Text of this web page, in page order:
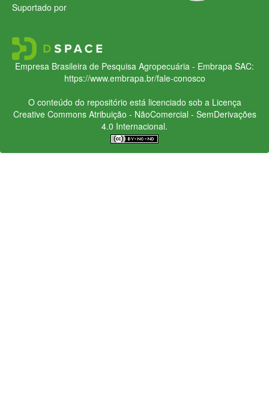
Suportado por
Empresa Brasileira de Pesquisa Agropecuária - Embrapa SAC:
https://www.embrapa.br/fale-conosco
O conteúdo do repositório está licenciado sob a Licença
Creative CommonsAtribuição - NãoComercial - SemDerivações
4.0 Internacional.